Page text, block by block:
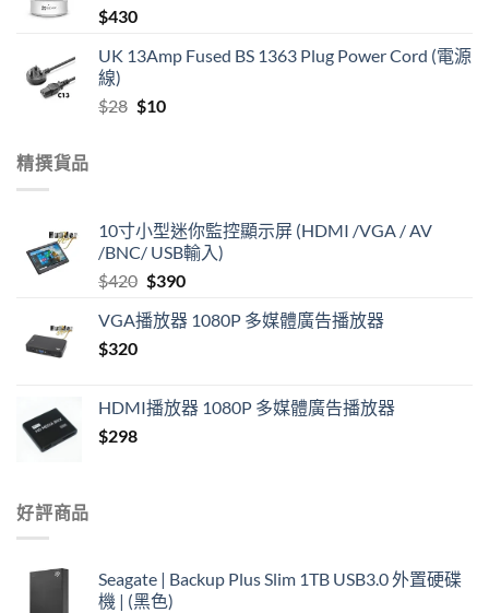
$430
UK 13Amp Fused BS 1363 Plug Power Cord (電源
線)
$28 Original
$10Current
精撰貨品
10寸小型迷你監控顯示屏 (HDMI /VGA / AV
/BNC/ USB輸入)
$420 Original
was:
$390Current
is:
VGA播放器 1080P 多媒體廣告播放器
$320
HDMI播放器 1080P 多媒體廣告播放器
$298
好評商品
Seagate | Backup Plus Slim 1TB USB3.0 外置硬碟
機 | (黑色)